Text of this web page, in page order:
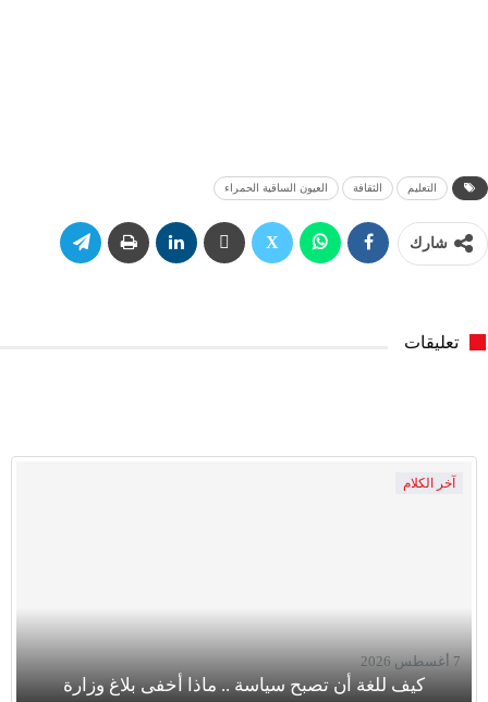
التعليم الثقافة العيون الساقية الحمراء
شارك
تعليقات
آخر الكلام
كيف للغة أن تصبح سياسة .. ماذا أخفى بلاغ وزارة
7 أغسطس 2026